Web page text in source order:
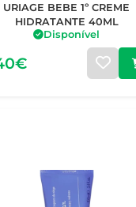
URIAGE BEBE 1º CREME
HIDRATANTE 40ML
Disponível